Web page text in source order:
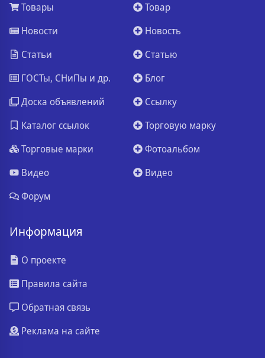
Товары
Новости
Статьи
ГОСТы, СНиПы и др.
Доска объявлений
Каталог ссылок
Торговые марки
Видео
Форум
Товар
Новость
Статью
Блог
Ссылку
Торговую марку
Фотоальбом
Видео
Информация
О проекте
Правила сайта
Обратная связь
Реклама на сайте